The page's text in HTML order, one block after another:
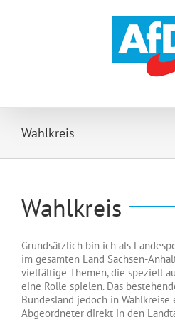
Wahlkreis
Wahlkreis
Grundsätzlich bin ich als
im gesamten Land Sachsen-
vielfältige Themen, die speziell
eine Rolle spielen. Das
Bundesland jedoch in
Abgeordneter direkt in den